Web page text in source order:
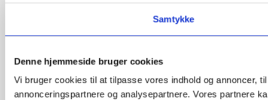
Samtykke
Denne hjemmeside bruger cookies
Vi bruger cookies til at tilpasse vores indhold og annoncer,
annonceringspartnere og analysepartnere. Vores partnere